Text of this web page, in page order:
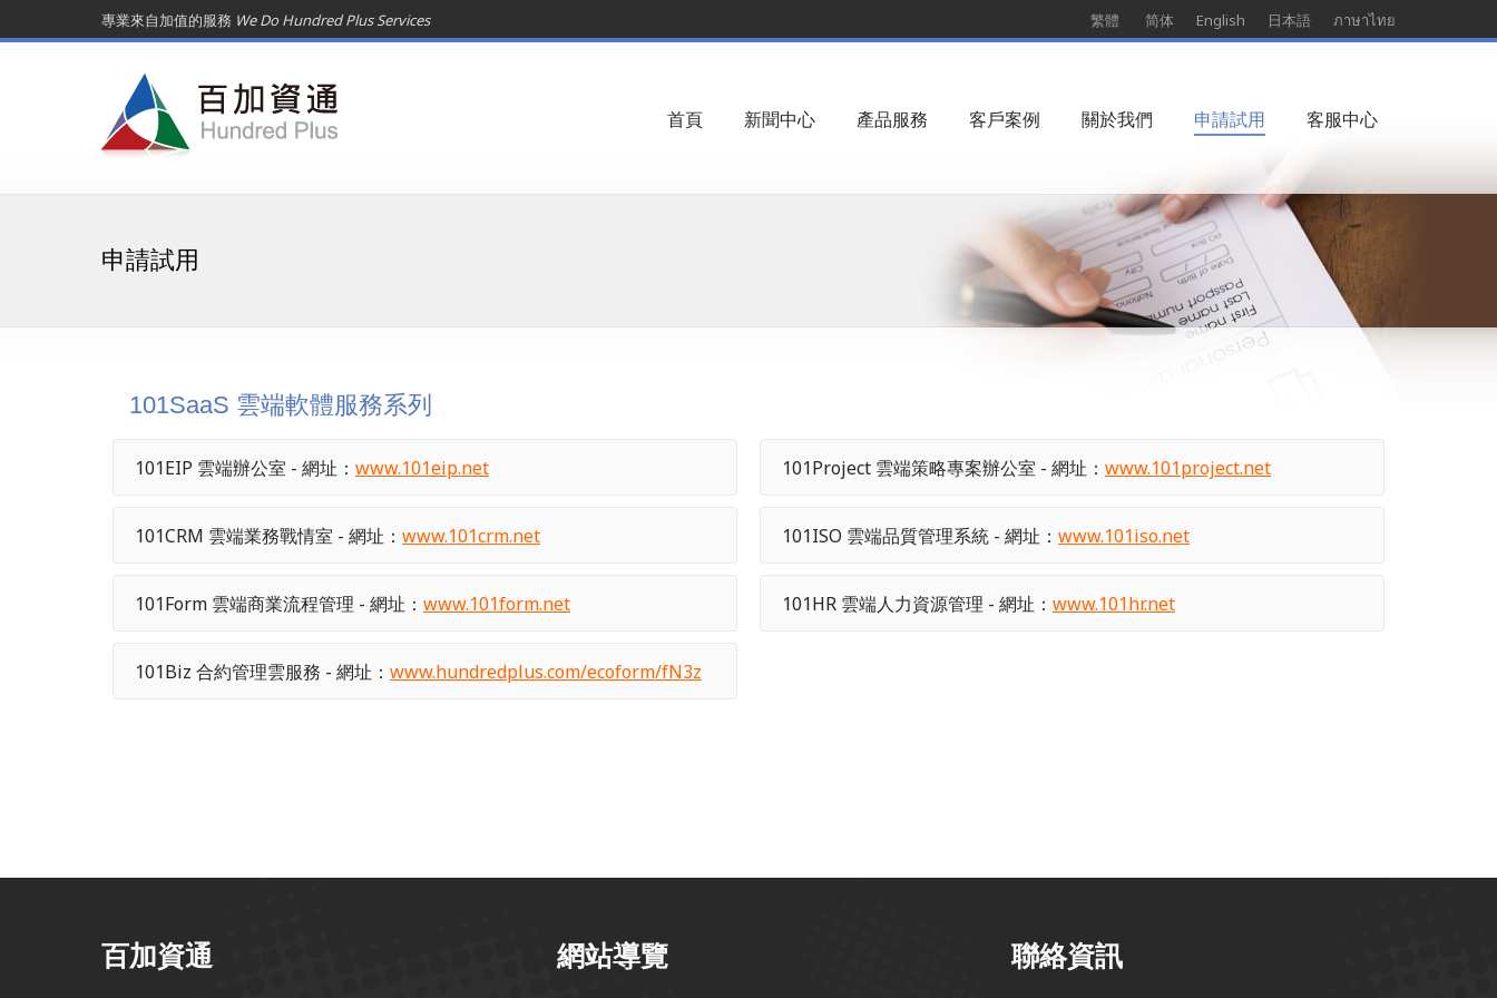
專業來自加值的服務 We Do Hundred Plus Services 繁體 简体 English 日本語 ภาษาไทย
首頁 新聞中心 產品服務 客戶案例 關於我們 申請試用 客服中心
申請試用
101SaaS 雲端軟體服務系列
101EIP 雲端辦公室 - 網址： www.101eip.net
101CRM 雲端業務戰情室 - 網址： www.101crm.net
101Form 雲端商業流程管理 - 網址： www.101form.net
101Biz 合約管理雲服務 - 網址： www.hundredplus.com/ecoform/fN3z
101Project 雲端策略專案辦公室 - 網址： www.101project.net
101ISO 雲端品質管理系統 - 網址： www.101iso.net
101HR 雲端人力資源管理 - 網址： www.101hr.net
百加資通 網站導覽 聯絡資訊